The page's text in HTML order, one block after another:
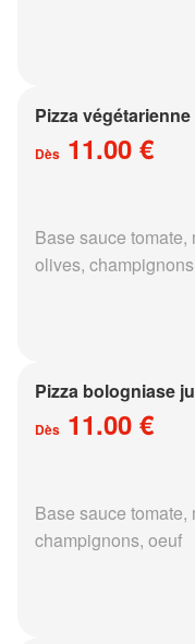
Pizza
Dès 11.00 €
Base sauce
olives,
Pizza bologniase
Dès 11.00 €
Base sauce
champignons, oeuf